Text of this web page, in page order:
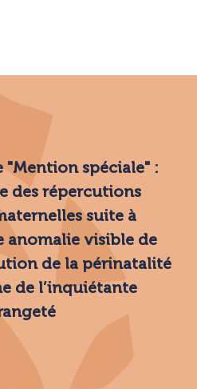
spéciale" :
des répercutions
suite à
anomalie visible de
de la périnatalité
de l’inquiétante